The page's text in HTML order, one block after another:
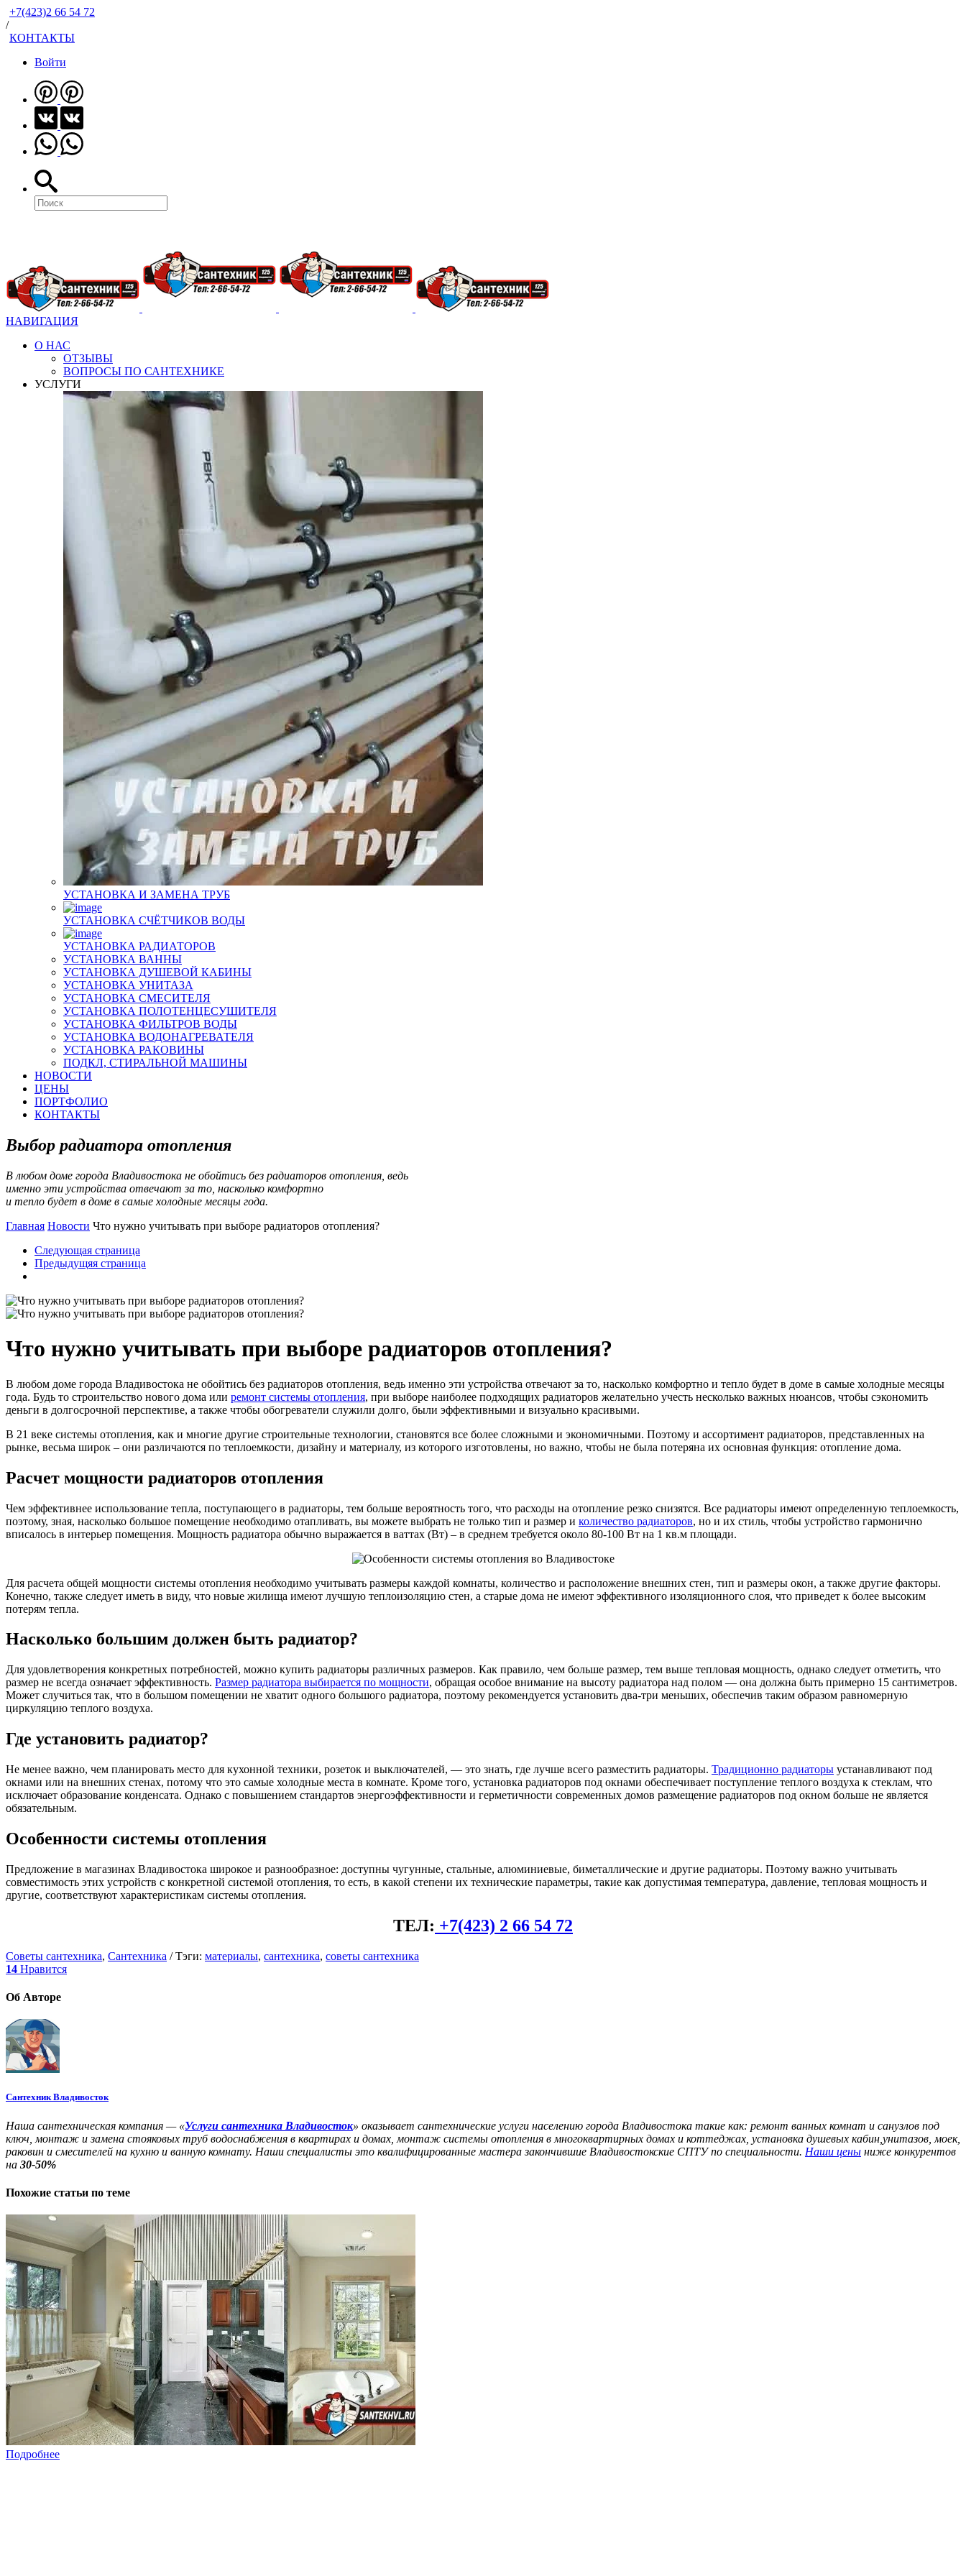
+7(423)2 66 54 72
/
КОНТАКТЫ
Войти
НАВИГАЦИЯ
О НАС
ОТЗЫВЫ
ВОПРОСЫ ПО САНТЕХНИКЕ
УСЛУГИ
УСТАНОВКА И ЗАМЕНА ТРУБ
УСТАНОВКА СЧЁТЧИКОВ ВОДЫ
УСТАНОВКА РАДИАТОРОВ
УСТАНОВКА ВАННЫ
УСТАНОВКА ДУШЕВОЙ КАБИНЫ
УСТАНОВКА УНИТАЗА
УСТАНОВКА СМЕСИТЕЛЯ
УСТАНОВКА ПОЛОТЕНЦЕСУШИТЕЛЯ
УСТАНОВКА ФИЛЬТРОВ ВОДЫ
УСТАНОВКА ВОДОНАГРЕВАТЕЛЯ
УСТАНОВКА РАКОВИНЫ
ПОДКЛ, СТИРАЛЬНОЙ МАШИНЫ
НОВОСТИ
ЦЕНЫ
ПОРТФОЛИО
КОНТАКТЫ
Выбор радиатора отопления
В любом доме города Владивостока не обойтись без радиаторов отопления, ведь
именно эти устройства отвечают за то, насколько комфортно
и тепло будет в доме в самые холодные месяцы года.
Главная Новости Что нужно учитывать при выборе радиаторов отопления?
Следующая страница
Предыдущяя страница
Что нужно учитывать при выборе радиаторов отопления?
В любом доме города Владивостока не обойтись без радиаторов отопления, ведь именно эти устройства отвечают за то, насколько комфортно и тепло будет в доме в самые холодные месяцы
года. Будь то строительство нового дома или ремонт системы отопления, при выборе наиболее подходящих радиаторов желательно учесть несколько важных нюансов, чтобы сэкономить
деньги в долгосрочной перспективе, а также чтобы обогреватели служили долго, были эффективными и визуально красивыми.
В 21 веке системы отопления, как и многие другие строительные технологии, становятся все более сложными и экономичными. Поэтому и ассортимент радиаторов, представленных на
рынке, весьма широк – они различаются по теплоемкости, дизайну и материалу, из которого изготовлены, но важно, чтобы не была потеряна их основная функция: отопление дома.
Расчет мощности радиаторов отопления
Чем эффективнее использование тепла, поступающего в радиаторы, тем больше вероятность того, что расходы на отопление резко снизятся. Все радиаторы имеют определенную теплоемкость,
поэтому, зная, насколько большое помещение необходимо отапливать, вы можете выбрать не только тип и размер и количество радиаторов, но и их стиль, чтобы устройство гармонично
вписалось в интерьер помещения. Мощность радиатора обычно выражается в ваттах (Вт) – в среднем требуется около 80-100 Вт на 1 кв.м площади.
Для расчета общей мощности системы отопления необходимо учитывать размеры каждой комнаты, количество и расположение внешних стен, тип и размеры окон, а также другие факторы.
Конечно, также следует иметь в виду, что новые жилища имеют лучшую теплоизоляцию стен, а старые дома не имеют эффективного изоляционного слоя, что приведет к более высоким
потерям тепла.
Насколько большим должен быть радиатор?
Для удовлетворения конкретных потребностей, можно купить радиаторы различных размеров. Как правило, чем больше размер, тем выше тепловая мощность, однако следует отметить, что
размер не всегда означает эффективность. Размер радиатора выбирается по мощности, обращая особое внимание на высоту радиатора над полом — она должна быть примерно 15 сантиметров.
Может случиться так, что в большом помещении не хватит одного большого радиатора, поэтому рекомендуется установить два-три меньших, обеспечив таким образом равномерную
циркуляцию теплого воздуха.
Где установить радиатор?
Не менее важно, чем планировать место для кухонной техники, розеток и выключателей, — это знать, где лучше всего разместить радиаторы. Традиционно радиаторы устанавливают под
окнами или на внешних стенах, потому что это самые холодные места в комнате. Кроме того, установка радиаторов под окнами обеспечивает поступление теплого воздуха к стеклам, что
исключает образование конденсата. Однако с повышением стандартов энергоэффективности и герметичности современных домов размещение радиаторов под окном больше не является
обязательным.
Особенности системы отопления
Предложение в магазинах Владивостока широкое и разнообразное: доступны чугунные, стальные, алюминиевые, биметаллические и другие радиаторы. Поэтому важно учитывать
совместимость этих устройств с конкретной системой отопления, то есть, в какой степени их технические параметры, такие как допустимая температура, давление, тепловая мощность и
другие, соответствуют характеристикам системы отопления.
ТЕЛ: +7(423) 2 66 54 72
Советы сантехника, Сантехника / Тэги: материалы, сантехника, советы сантехника
14 Нравится
Об Авторе
Сантехник Владивосток
Наша сантехническая компания — «Услуги сантехника Владивосток» оказывает сантехнические услуги населению города Владивостока такие как: ремонт ванных комнат и санузлов под
ключ, монтаж и замена стояковых труб водоснабжения в квартирах и домах, монтаж системы отопления в многоквартирных домах и коттеджах, установка душевых кабин,унитазов, моек,
раковин и смесителей на кухню и ванную комнату. Наши специалисты это квалифицированные мастера закончившие Владивостокские СПТУ по специальности. Наши цены ниже конкурентов
на 30-50%
Похожие статьи по теме
Подробнее